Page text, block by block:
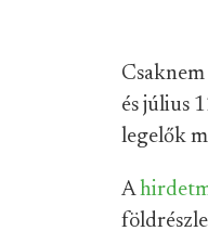
és július
legelők
A